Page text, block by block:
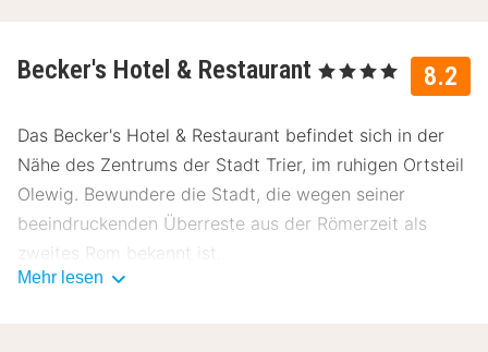
8.2
Becker's Hotel & Restaurant , 4 Sterne
Das Becker's Hotel & Restaurant befindet sich in der
Nähe des Zentrums der Stadt Trier, im ruhigen Ortsteil
Olewig. Bewundere die Stadt, die wegen seiner
beeindruckenden Überreste aus der Römerzeit als
zweites Rom bekannt ist.
Mehr lesen